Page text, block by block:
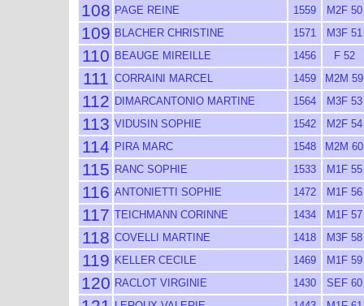
108 PAGE REINE 1559 M2F 50
109 BLACHER CHRISTINE 1571 M3F 51
110 BEAUGE MIREILLE 1456 F 52
111 CORRAINI MARCEL 1459 M2M 59
112 DIMARCANTONIO MARTINE 1564 M3F 53
113 VIDUSIN SOPHIE 1542 M2F 54
114 PIRA MARC 1548 M2M 60
115 RANC SOPHIE 1533 M1F 55
116 ANTONIETTI SOPHIE 1472 M1F 56
117 TEICHMANN CORINNE 1434 M1F 57
118 COVELLI MARTINE 1418 M3F 58
119 KELLER CECILE 1469 M1F 59
120 RACLOT VIRGINIE 1430 SEF 60